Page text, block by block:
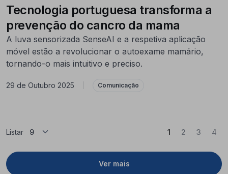
Tecnologia portuguesa transforma a
prevenção do cancro da mama
A luva sensorizada SenseAI e a respetiva aplicação
móvel estão a revolucionar o autoexame mamário,
tornando-o mais intuitivo e preciso.
29 de Outubro 2025 Comunicação
Listar
Ver mais
1 (Atual)
2 3 4